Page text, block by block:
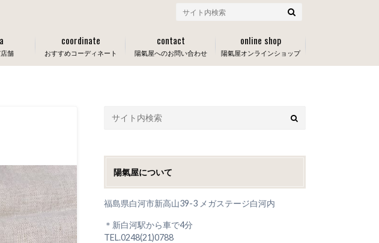
舗 おすすめコーディネート
coordinate
陽氣屋へのお問い合わせ
contact
陽氣屋オンラインショップ
online shop
陽氣屋について
福島県白河市新高山39-3 メガステージ白河内
＊新白河駅から車で4分
TEL.0248(21)0788